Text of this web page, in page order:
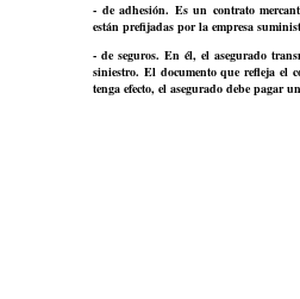
- de adhesión. Es un contrato
están prefijadas por la empresa
- de seguros. En él, el asegurado
siniestro. El documento que refleja el
tenga efecto, el asegurado debe pagar